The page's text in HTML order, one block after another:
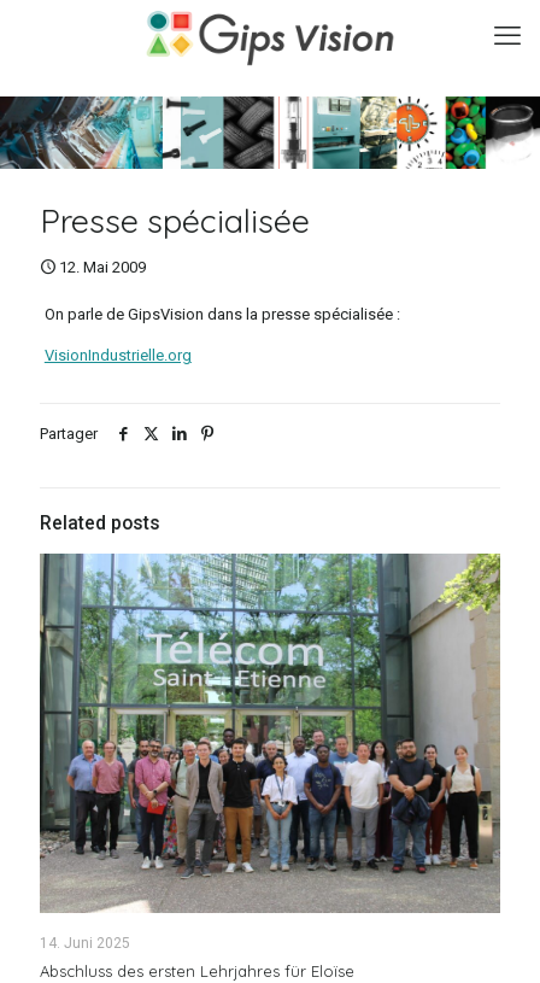
Presse spécialisée
12. Mai 2009
On parle de GipsVision dans la presse spécialisée :
VisionIndustrielle.org
Partager
Related posts
14. Juni 2025
Abschluss des ersten Lehrjahres für Eloïse